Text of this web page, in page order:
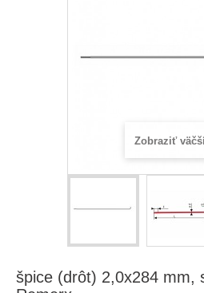
Zobraziť
špice (drôt) 2,0x284 mm,